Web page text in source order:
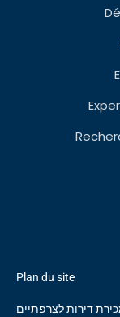
Plan du site
דירות לצרפתיים